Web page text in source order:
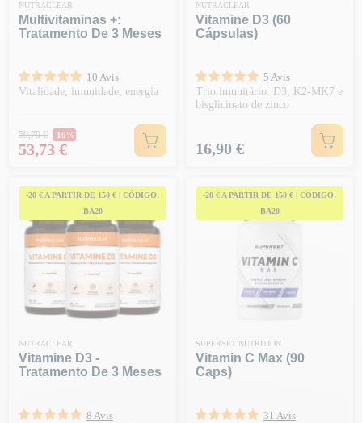
NUTRACLEAR
Multivitaminas +:
Tratamento De 3 Meses
10 Avis
Vitalidade, imunidade, energia
Preço normal
59,70 € -10%
Preço
53,73 €
NUTRACLEAR
Vitamine D3 (60
Cápsulas)
5 Avis
Trio imunitário: D3, K2-MK7 e
bisglicinato de zinco
Preço
16,90 €
-20 € A PARTIR DE 150 € | CÓDIGO:
BA20
NUTRACLEAR
Vitamine D3 -
Tratamento De 3 Meses
8 Avis
-20 € A PARTIR DE 150 € | CÓDIGO:
BA20
SUPERSET NUTRITION
Vitamin C Max (90
Caps)
31 Avis